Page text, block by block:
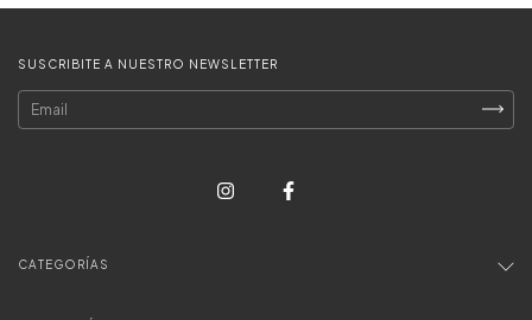
SUSCRIBITE A NUESTRO NEWSLETTER
CATEGORÍAS